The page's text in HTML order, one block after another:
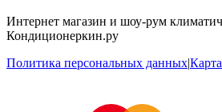
Интернет магазин и шоу-рум
Кондиционеркин.ру
Политика персональных данных|